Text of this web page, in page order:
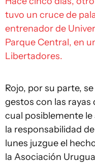
tuvo un cruce de
entrenador de
Parque Central, en
Libertadores.
Rojo, por su parte,
gestos con las rayas
cual posiblemente
la responsabilidad
lunes juzgue el
la Asociación